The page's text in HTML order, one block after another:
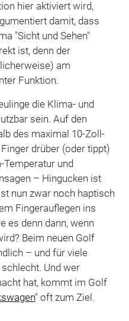
hier aktiviert wird,
damit, dass
"Sicht und Sehen"
ist, denn der
am
Funktion.
die Klima- und
sein. Auf den
des maximal 10-Zoll-
drüber (oder tippt)
Temperatur und
– Hingucken ist
nun zwar noch haptisch
Fingerauflegen ins
es denn dann, wenn
Beim neuen Golf
– und für viele
Und wer
hat, kommt im Golf
" oft zum Ziel.